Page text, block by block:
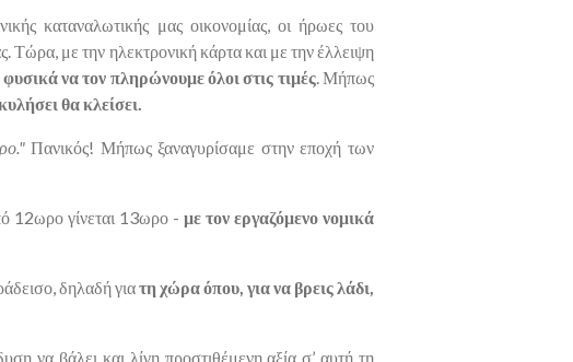
καταναλωτικής μας οικονομίας, οι ήρωες του
Τώρα, με την ηλεκτρονική κάρτα και με την έλλειψη
να τον πληρώνουμε όλοι στις τιμές. Μήπως
θα κλείσει.
Πανικός! Μήπως ξαναγυρίσαμε στην εποχή των
12ωρο γίνεται 13ωρο - με τον εργαζόμενο νομικά
δηλαδή γιατη χώρα όπου, για να βρεις λάδι,
να βάλει και λίγη προστιθέμενη αξία σ’ αυτή τη